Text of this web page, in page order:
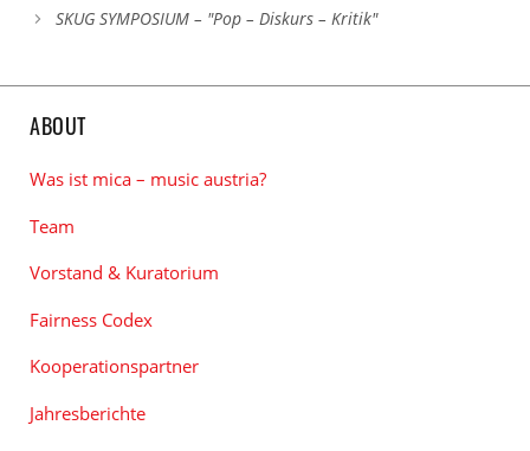
SKUG SYMPOSIUM – "Pop – Diskurs – Kritik"
ABOUT
Was ist mica – music austria?
Team
Vorstand & Kuratorium
Fairness Codex
Kooperationspartner
Jahresberichte